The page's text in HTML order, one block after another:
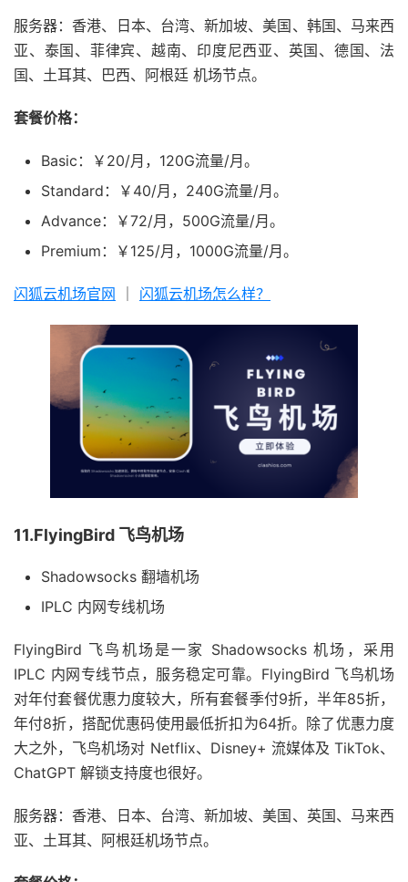
服务器：香港、日本、台湾、新加坡、美国、韩国、马来西
亚、泰国、菲律宾、越南、印度尼西亚、英国、德国、法
国、土耳其、巴西、阿根廷 机场节点。
套餐价格：
Basic：￥20/月，120G流量/月。
Standard：￥40/月，240G流量/月。
Advance：￥72/月，500G流量/月。
Premium：￥125/月，1000G流量/月。
闪狐云机场官网 闪狐云机场怎么样？
11.FlyingBird 飞鸟机场
Shadowsocks 翻墙机场
IPLC 内网专线机场
FlyingBird 飞鸟机场是一家 Shadowsocks 机场，采用
IPLC 内网专线节点，服务稳定可靠。FlyingBird 飞鸟机场
对年付套餐优惠力度较大，所有套餐季付9折，半年85折，
年付8折，搭配优惠码使用最低折扣为64折。除了优惠力度
大之外，飞鸟机场对 Netflix、Disney+ 流媒体及 TikTok、
ChatGPT 解锁支持度也很好。
服务器：香港、日本、台湾、新加坡、美国、英国、马来西
亚、土耳其、阿根廷机场节点。